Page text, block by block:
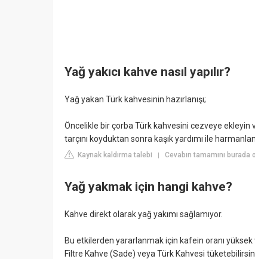
Yağ yakıcı kahve nasıl yapılır?
Yağ yakan Türk kahvesinin hazırlanışı;
Öncelikle bir çorba Türk kahvesini cezveye ekleyin
tarçını koyduktan sonra kaşık yardımı ile
Kaynak kaldırma talebi | Cevabın tamamını
Yağ yakmak için hangi kahve?
Kahve direkt olarak yağ yakımı sağlamıyor.
Bu etkilerden yararlanmak için kafein oranı
Filtre Kahve (Sade) veya Türk Kahvesi